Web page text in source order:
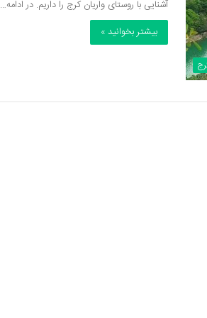
آشنایی با روستای واریان کرج را داریم. در ادامه…
بیشتر بخوانید »